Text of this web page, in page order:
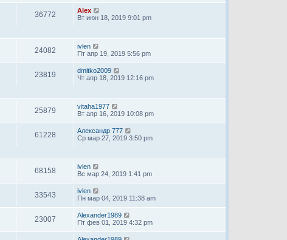
36772
Alex
Вт июн 18, 2019 9:01 pm
24082
ivlen
Пт апр 19, 2019 5:56 pm
23819
dmitko2009
Чт апр 18, 2019 12:16 pm
25879
vitaha1977
Вт апр 16, 2019 10:08 pm
61228
Александр 777
Ср мар 27, 2019 3:50 pm
68158
ivlen
Вс мар 24, 2019 1:41 pm
33543
ivlen
Пн мар 04, 2019 11:38 am
23007
Alexander1989
Пт фев 01, 2019 4:32 pm